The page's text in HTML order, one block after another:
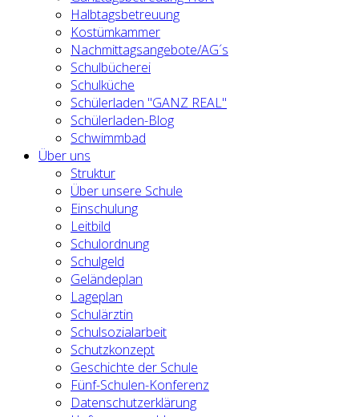
Halbtagsbetreuung
Kostümkammer
Nachmittagsangebote/AG´s
Schulbücherei
Schulküche
Schülerladen "GANZ REAL"
Schülerladen-Blog
Schwimmbad
Über uns
Struktur
Über unsere Schule
Einschulung
Leitbild
Schulordnung
Schulgeld
Geländeplan
Lageplan
Schulärztin
Schulsozialarbeit
Schutzkonzept
Geschichte der Schule
Fünf-Schulen-Konferenz
Datenschutzerklärung